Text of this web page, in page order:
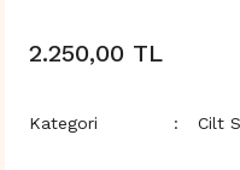
2.250,00 TL
Kategori Cilt